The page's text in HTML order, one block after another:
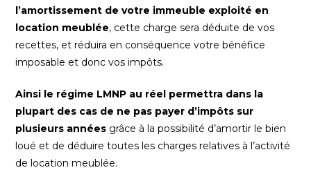
l’amortissement de votre immeuble exploité en
location meublée, cette charge sera déduite de vos
recettes, et réduira en conséquence votre bénéfice
imposable et donc vos impôts.
Ainsi le régime LMNP au réel permettra dans la
plupart des cas de ne pas payer d’impôts sur
plusieurs années grâce à la possibilité d’amortir le bien
loué et de déduire toutes les charges relatives à l’activité
de location meublée.